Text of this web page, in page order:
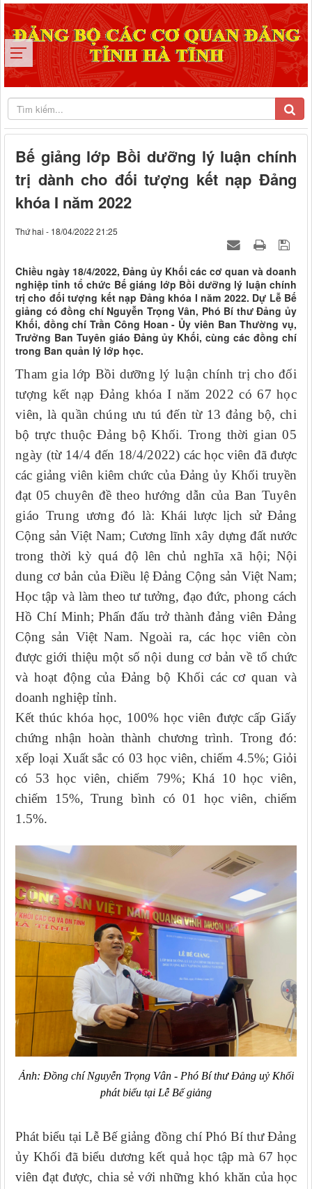
Bế giảng lớp Bồi dưỡng lý luận chính
trị dành cho đối tượng kết nạp Đảng
khóa I năm 2022
Thứ hai - 18/04/2022 21:25
Chiều ngày 18/4/2022, Đảng ủy Khối các cơ quan và doanh
nghiệp tỉnh tổ chức Bế giáng lớp Bồi dưỡng lý luận chính
trị cho đối tượng kết nạp Đảng khóa I năm 2022. Dự Lễ Bế
giảng có đồng chí Nguyễn Trọng Vân, Phó Bí thư Đảng ủy
Khối, đồng chí Trần Công Hoan - Ủy viên Ban Thường vụ,
Trưởng Ban Tuyên giáo Đảng ủy Khối, cùng các đồng chí
trong Ban quản lý lớp học.
Tham gia lớp Bồi dưỡng lý luận chính trị cho đối
tượng kết nạp Đảng khóa I năm 2022 có 67 học
viên, là quần chúng ưu tú đến từ 13 đảng bộ, chi
bộ trực thuộc Đảng bộ Khối. Trong thời gian 05
ngày (từ 14/4 đến 18/4/2022) các học viên đã được
các giảng viên kiêm chức của Đảng ủy Khối truyền
đạt 05 chuyên đề theo hướng dẫn của Ban Tuyên
giáo Trung ương đó là: Khái lược lịch sử Đảng
Cộng sản Việt Nam; Cương lĩnh xây dựng đất nước
trong thời kỳ quá độ lên chủ nghĩa xã hội; Nội
dung cơ bản của Điều lệ Đảng Cộng sản Việt Nam;
Học tập và làm theo tư tưởng, đạo đức, phong cách
Hồ Chí Minh; Phấn đấu trở thành đảng viên Đảng
Cộng sản Việt Nam. Ngoài ra, các học viên còn
được giới thiệu một số nội dung cơ bản về tổ chức
và hoạt động của Đảng bộ Khối các cơ quan và
doanh nghiệp tỉnh.
Kết thúc khóa học, 100% học viên được cấp Giấy
chứng nhận hoàn thành chương trình. Trong đó:
xếp loại Xuất sắc có 03 học viên, chiếm 4.5%; Giỏi
có 53 học viên, chiếm 79%; Khá 10 học viên,
chiếm 15%, Trung bình có 01 học viên, chiếm
1.5%.
Ảnh: Đồng chí Nguyễn Trọng Vân - Phó Bí thư Đảng uỷ Khối
phát biểu tại Lễ Bế giảng
Phát biểu tại Lễ Bế giảng đồng chí Phó Bí thư Đảng
ủy Khối đã biểu dương kết quả học tập mà 67 học
viên đạt được, chia sẻ với những khó khăn của học